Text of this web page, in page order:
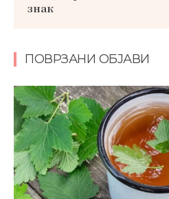
знак
ПОВРЗАНИ ОБЈАВИ